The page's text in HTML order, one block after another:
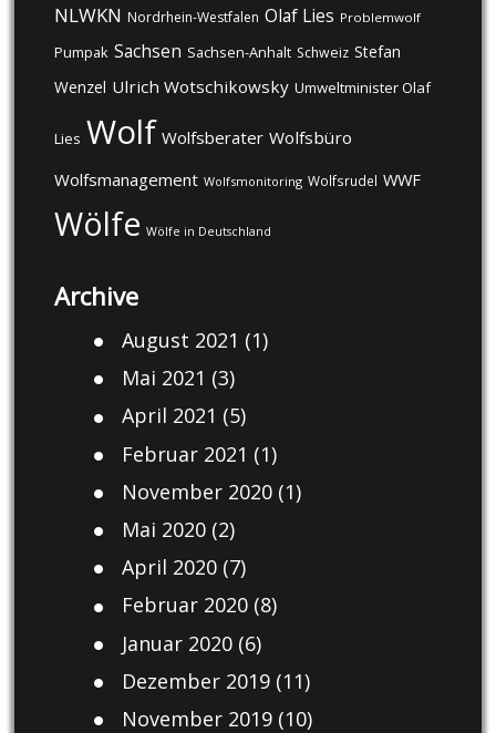
NLWKN Nordrhein-Westfalen Olaf Lies Problemwolf
Pumpak Sachsen Sachsen-Anhalt Schweiz Stefan
Wenzel Ulrich Wotschikowsky Umweltminister Olaf
Lies Wolf Wolfsberater Wolfsbüro
Wolfsmanagement Wolfsmonitoring Wolfsrudel WWF
Wölfe Wölfe in Deutschland
Archive
August 2021 (1)
Mai 2021 (3)
April 2021 (5)
Februar 2021 (1)
November 2020(1)
Mai 2020(2)
April 2020(7)
Februar 2020(8)
Januar 2020(6)
Dezember 2019(11)
November 2019(10)